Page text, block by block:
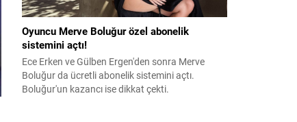
Oyuncu Merve Boluğur özel abonelik
sistemini açtı!
Ece Erken ve Gülben Ergen'den sonra Merve
Boluğur da ücretli abonelik sistemini açtı.
Boluğur'un kazancı ise dikkat çekti.